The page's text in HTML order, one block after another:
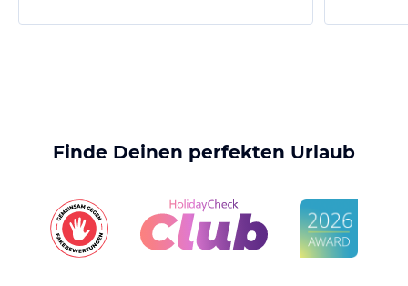
Finde Deinen perfekten Urlaub